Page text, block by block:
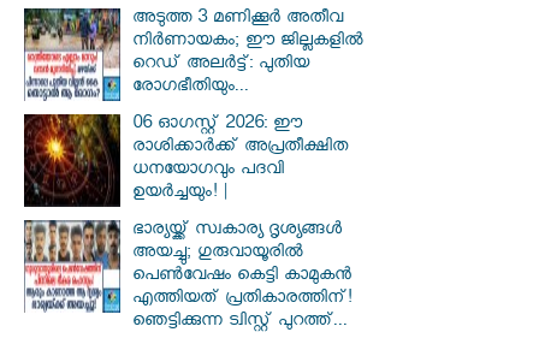
അടുത്ത 3 മണിക്കൂർ അതീവ
നിർണായകം; ഈ ജില്ലകളിൽ
റെഡ് അലർട്ട്: പുതിയ
രോഗഭീതിയും...
06 ഓഗസ്റ്റ് 2026: ഈ
രാശിക്കാർക്ക് അപ്രതീക്ഷിത
ധനയോഗവും പദവി
ഉയർച്ചയും! |
ഭാര്യയ്ക്ക് സ്വകാര്യ ദൃശ്യങ്ങൾ
അയച്ചു; ഗുരുവായൂരിൽ
പെൺവേഷം കെട്ടി കാമുകൻ
എത്തിയത് പ്രതികാരത്തിന്!
ഞെട്ടിക്കുന്ന ട്വിസ്റ്റ് പുറത്ത്...